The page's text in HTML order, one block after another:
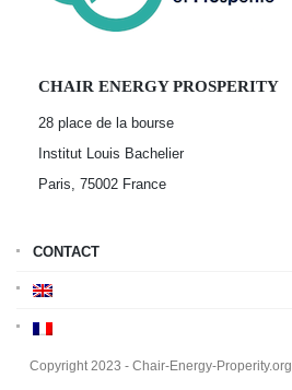
CHAIR ENERGY PROSPERITY
28 place de la bourse
Institut Louis Bachelier
Paris, 75002 France
CONTACT
Copyright 2023 - Chair-Energy-Properity.org